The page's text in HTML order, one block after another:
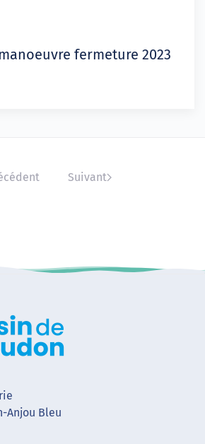
fermeture 2023
Suivant
Anjou Bleu